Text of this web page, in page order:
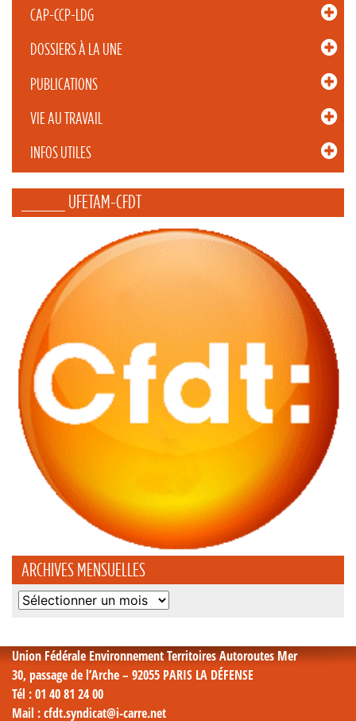
CAP-CCP-LDG
DOSSIERS À LA UNE
PUBLICATIONS
VIE AU TRAVAIL
INFOS UTILES
_____ UFETAM-CFDT
ARCHIVES MENSUELLES
Archives
Union Fédérale Environnement Territoires Autoroutes Mer
30, passage de l’Arche – 92055 PARIS LA DÉFENSE
Tél : 01 40 81 24 00
Mail : cfdt.syndicat@i-carre.net